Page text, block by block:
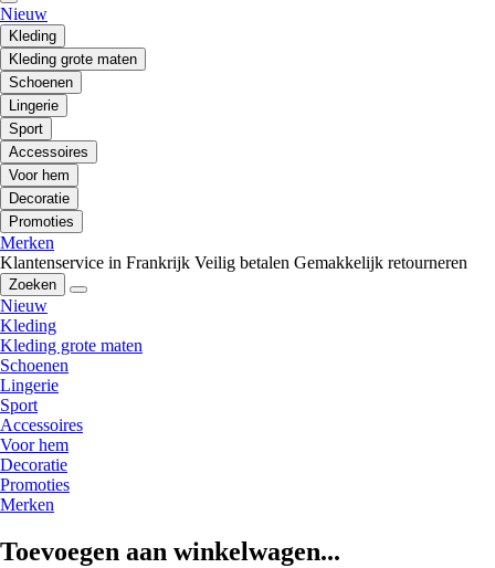
Nieuw
Kleding
Kleding grote maten
Schoenen
Lingerie
Sport
Accessoires
Voor hem
Decoratie
Promoties
Merken
Klantenservice in Frankrijk Veilig betalen Gemakkelijk retourneren
Zoeken
Nieuw
Kleding
Kleding grote maten
Schoenen
Lingerie
Sport
Accessoires
Voor hem
Decoratie
Promoties
Merken
Toevoegen aan winkelwagen...